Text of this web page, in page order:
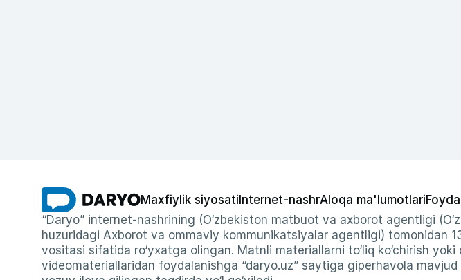
Maxfiylik siyosati Internet-nashrAloqa ma'lumotlari
“Daryo” internet-nashrining (O‘zbekiston matbuot va axborot agentligi
huzuridagi Axborot va ommaviy kommunikatsiyalar agentligi) tomonidan
vositasi sifatida ro‘yxatga olingan. Matnli materiallarni to‘liq ko‘chirish
videomateriallaridan foydalanishga “daryo.uz” saytiga giperhavola